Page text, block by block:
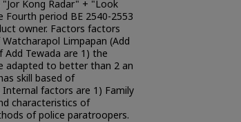
Kong Radar" + "Look
Fourth period BE 2540-2553
owner. Factors factors
Limpapan (Add
Add Tewada are 1) the
adapted to better than 2 an
skill based of
factors are 1) Family
characteristics of
of police paratroopers.